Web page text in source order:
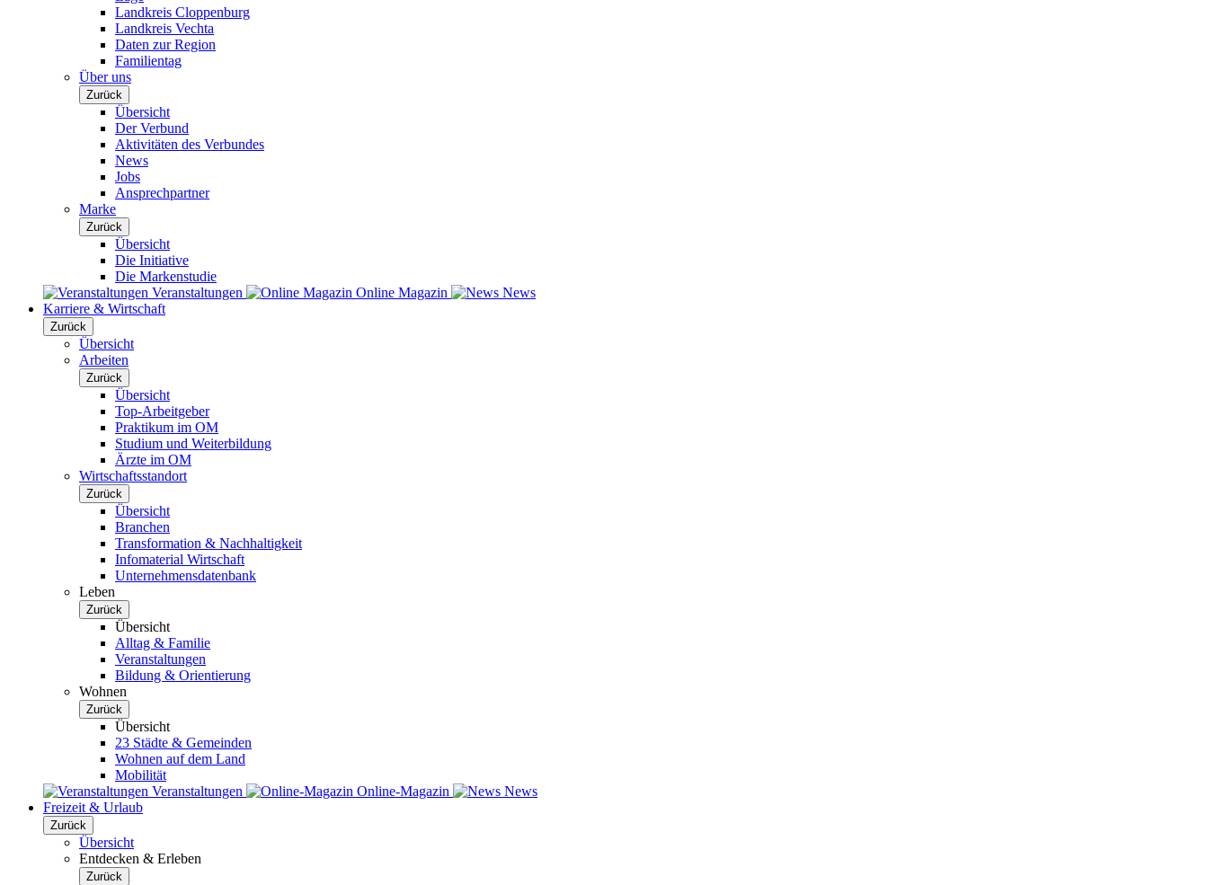
Landkreis Cloppenburg
Landkreis Vechta
Daten zur Region
Familientag
Über uns
Zurück
Übersicht
Der Verbund
Aktivitäten des Verbundes
News
Jobs
Ansprechpartner
Marke
Zurück
Übersicht
Die Initiative
Die Markenstudie
Veranstaltungen
Online Magazin
News
Karriere & Wirtschaft
Zurück
Übersicht
Arbeiten
Zurück
Übersicht
Top-Arbeitgeber
Praktikum im OM
Studium und Weiterbildung
Ärzte im OM
Wirtschaftsstandort
Zurück
Übersicht
Branchen
Transformation & Nachhaltigkeit
Infomaterial Wirtschaft
Unternehmensdatenbank
Leben
Zurück
Übersicht
Alltag & Familie
Veranstaltungen
Bildung & Orientierung
Wohnen
Zurück
Übersicht
23 Städte & Gemeinden
Wohnen auf dem Land
Mobilität
Veranstaltungen
Online-Magazin
News
Freizeit & Urlaub
Zurück
Übersicht
Entdecken & Erleben
Zurück